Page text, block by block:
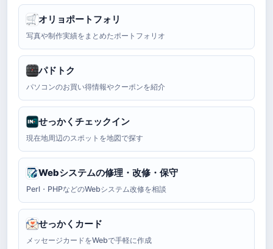
オリョポートフォリ
写真や制作実績をまとめたポートフォリオ
パドトク
パソコンのお買い得情報やクーポンを紹介
せっかくチェックイン
現在地周辺のスポットを地図で探す
Webシステムの修理・改修・保守
Perl・PHPなどのWebシステム改修を相談
せっかくカード
メッセージカードをWebで手軽に作成